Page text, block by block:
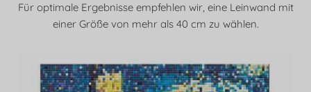
Für optimale Ergebnisse empfehlen wir, eine Leinwand mit
einer Größe von mehr als 40 cm zu wählen.